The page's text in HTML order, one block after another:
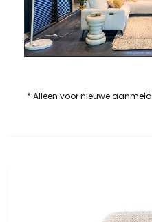
* Alleen voor nieuwe